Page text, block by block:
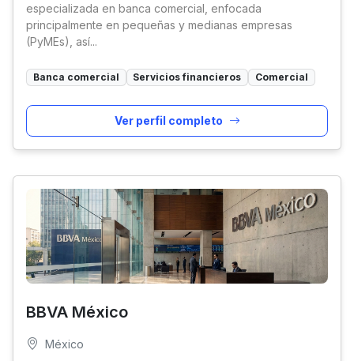
especializada en banca comercial, enfocada
principalmente en pequeñas y medianas empresas
(PyMEs), así...
Banca comercial Servicios financieros Comercial
Ver perfil completo
BBVA México
México